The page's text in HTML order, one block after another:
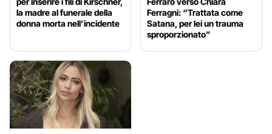
la madre al funerale della
donna morta nell’incidente
Ferragni: “Trattata come
Satana, per lei un trauma
sproporzionato”